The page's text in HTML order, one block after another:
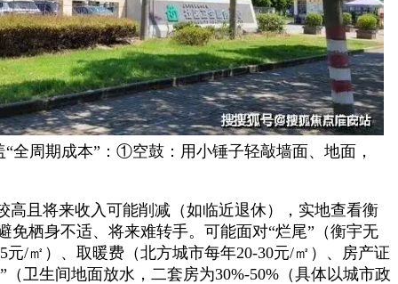
全周期成本”：①空鼓：用小锤子轻敲墙面、地面，
且将来收入可能削减（如临近退休），实地查看衡
免栖身不适、将来难转手。可能面对“烂尾”（衡宇无
/㎡）、取暖费（北方城市每年20-30元/㎡）、房产证
卫生间地面放水，二套房为30%-50%（具体以城市政